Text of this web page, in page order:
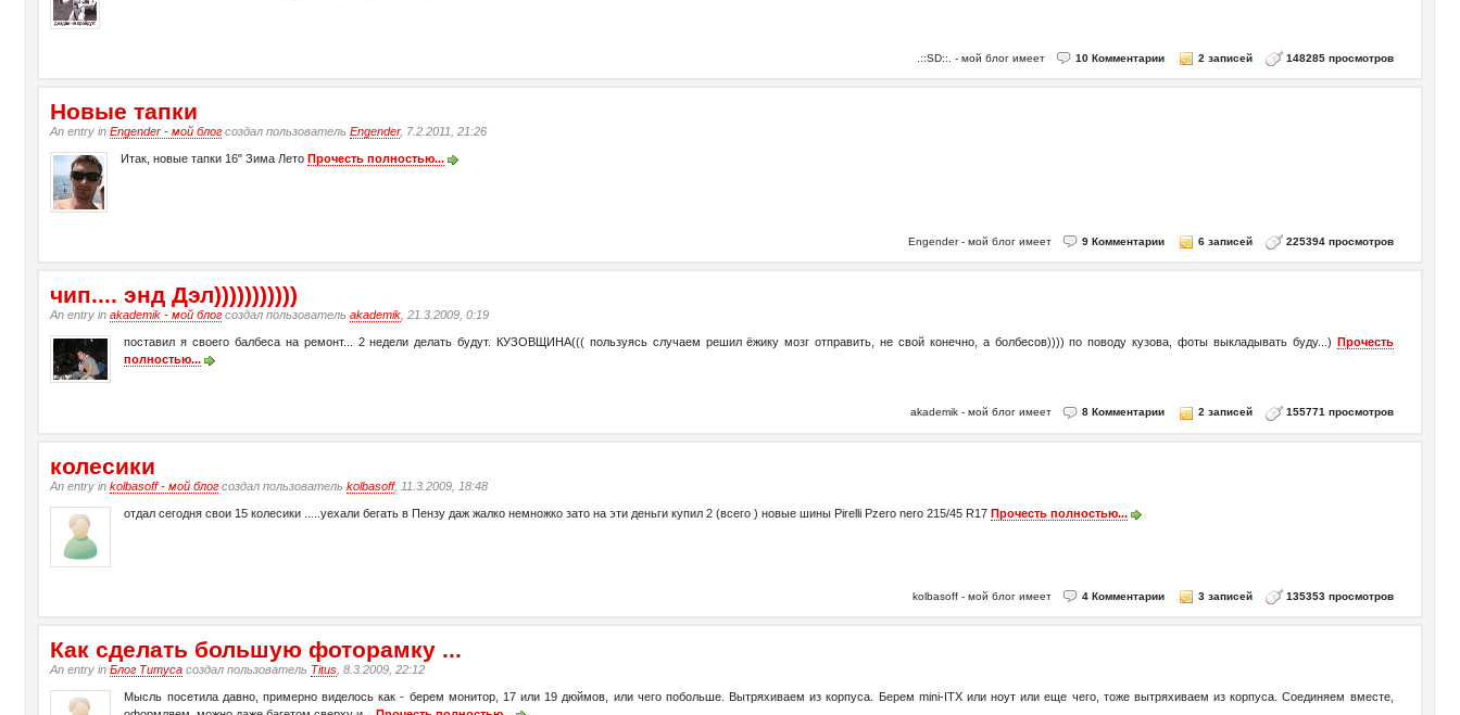
.::SD::. - мой блог имеет 10 Комментарии 2 записей 148285 просмотров
Новые тапки
An entry inEngender - мой блогсоздал пользовательEngender, 7.2.2011, 21:26
Итак, новые тапки 16" Зима ЛетоПрочесть полностью...
Engender - мой блог имеет 9 Комментарии 6 записей 225394 просмотров
чип.... энд Дэл)))))))))))
An entry inakademik - мой блогсоздал пользовательakademik , 21.3.2009, 0:19
поставил я своего балбеса на ремонт... 2 недели делать будут. КУЗОВЩИНА((( пользуясь случаем решил ёжику мозг отправить, не свой конечно, а болбесов)))) по поводу кузова, фоты выкладывать буду...)
Прочесть
полностью...
akademik - мой блог имеет 8 Комментарии 2 записей 155771 просмотров
колесики
An entry inkolbasoff - мой блогсоздал пользовательkolbasoff, 11.3.2009, 18:48
отдал сегодня свои 15 колесики .....уехали бегать в Пензу даж жалко немножко зато на эти деньги купил 2 (всего ) новые шины Pirelli Pzero nero 215/45 R17Прочесть полностью...
kolbasoff - мой блог имеет 4 Комментарии 3 записей 135353 просмотров
Как сделать большую фоторамку ...
An entry inБлог Титуса создал пользователь Titus , 8.3.2009, 22:12
Мысль посетила давно, примерно виделось как - берем монитор, 17 или 19 дюймов, или чего побольше. Вытряхиваем из корпуса. Берем mini-ITX или ноут или еще чего, тоже вытряхиваем из корпуса. Соединяем вместе,